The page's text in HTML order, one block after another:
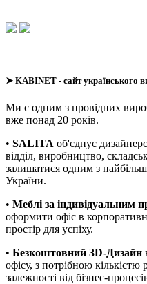
➤ KABINET - сайт українського
Ми є одним з провідних
вже понад 20 років.
• SALITA об'єднує
відділ, виробництво,
залишатися одним з
України.
• Меблі за індивідуальним
оформити офіс в
простір для успіху.
• Безкоштовний 3D-Дизайн
офісу, з потрібною
залежності від бізнес-